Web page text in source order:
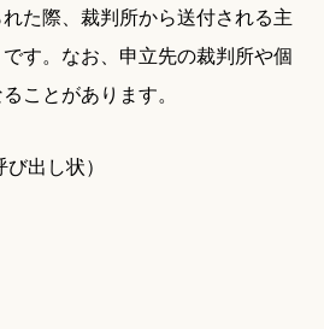
た際、裁判所から送付される主
す。なお、申立先の裁判所や個
ことがあります。
出し状）